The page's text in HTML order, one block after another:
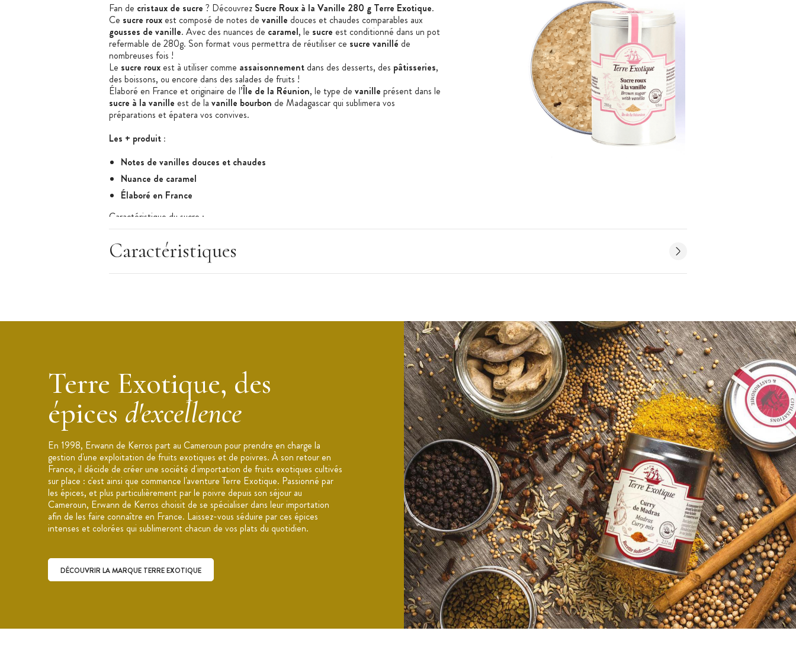
Fan de cristaux de sucre ? Découvrez Sucre Roux à la Vanille 280 g Terre Exotique.
Ce sucre rouxest composé de notes de vanille douces et chaudes comparables aux
gousses de vanille. Avec des nuances de caramel, le sucre est conditionné dans un pot
refermable de 280g. Son format vous permettra de réutiliser ce sucre vanillé de
nombreuses fois !
Le sucre roux est à utiliser comme assaisonnement dans des desserts, des pâtisseries,
des boissons, ou encore dans des salades de fruits !
Élaboré en France et originaire de l’Île de la Réunion, le type de vanille présent dans le
sucre à la vanille est de la vanille bourbon de Madagascar qui sublimera vos
préparations et épatera vos convives.
Les + produit :
Notes de vanilles douces et chaudes
Nuance de caramel
Élaboré en France
Caractéristique du sucre :
Sucre roux
Aromatisé à la vanille
Ingrédients : sucre roux, vanille (3%)
Allergènes : traces éventuelles de céleri, sésame, moutarde, fruits à coques
Utilisation : assaisonnement, desserts, pâtisseries, boissons, yaourts, salade de fruits,
confitures
Origine : Île de la Réunion
Marque : Terre Exotique
Caractéristiques
Terre Exotique, des
épices d'excellence
En 1998, Erwann de Kerros part au Cameroun pour prendre en charge la
gestion d'une exploitation de fruits exotiques et de poivres. À son retour en
France, il décide de créer une société d'importation de fruits exotiques cultivés
sur place : c'est ainsi que commence l'aventure Terre Exotique. Passionné par
les épices, et plus particulièrement par le poivre depuis son séjour au
Cameroun, Erwann de Kerros choisit de se spécialiser dans leur importation
afin de les faire connaître en France. Laissez-vous séduire par ces épices
intenses et colorées qui sublimeront chacun de vos plats du quotidien.
DÉCOUVRIR LA MARQUE TERRE EXOTIQUE